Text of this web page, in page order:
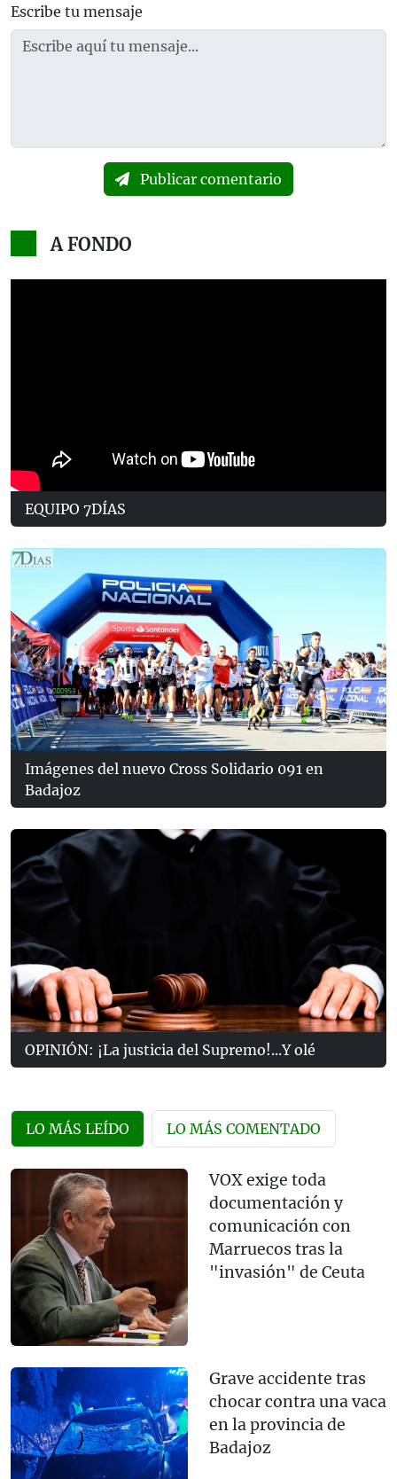
Escribe tu mensaje
Publicar comentario
A FONDO
EQUIPO 7DÍAS
Imágenes del nuevo Cross Solidario 091 en
Badajoz
OPINIÓN: ¡La justicia del Supremo!...Y olé
LO MÁS LEÍDO LO MÁS COMENTADO
VOX exige toda
documentación y
comunicación con
Marruecos tras la
"invasión" de Ceuta
Grave accidente tras
chocar contra una vaca
en la provincia de
Badajoz